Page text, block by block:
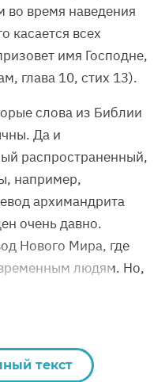
во время наведения
касается всех
имя Господне,
глава 10, стих 13).
слова из Библии
Да и
распространенный,
например,
архимандрита
очень давно.
Нового Мира, где
людям. Но,
текст